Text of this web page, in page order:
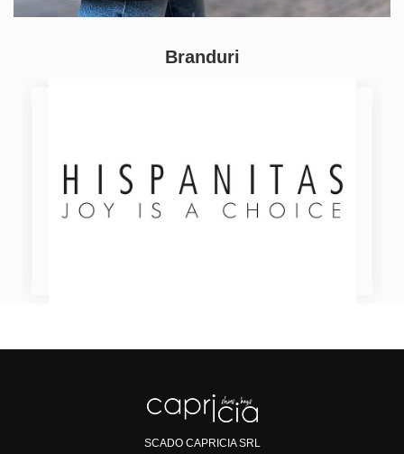
Branduri
SCADO CAPRICIA SRL